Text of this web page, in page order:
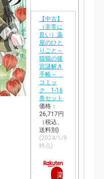
【中古】
（非常に
良い）薬
屋のひと
りごと～
猫猫の後
宮謎解き
手帳～
コミッ
ク 1-16
巻セット
価格：
26,717円
（税込、
送料別)
(2024/1/9
時点)
楽